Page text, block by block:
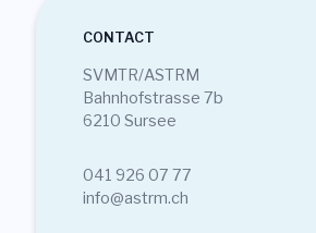
CONTACT
SVMTR/ASTRM
Bahnhofstrasse 7b
6210 Sursee
041 926 07 77
info@astrm.ch